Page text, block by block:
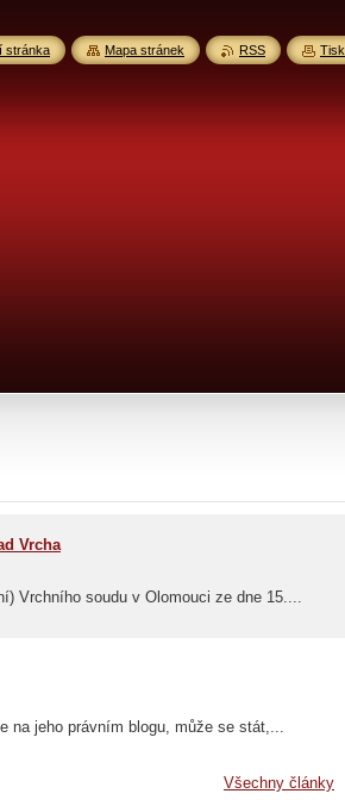
Vrcha
Vrchního soudu v Olomouci ze dne 15....
na jeho právním blogu, může se stát,...
Všechny články
stránka Mapa stránek RSS Tisk